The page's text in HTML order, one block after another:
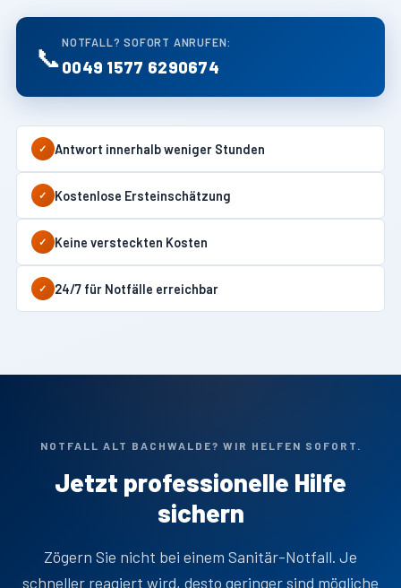
📞 NOTFALL? SOFORT ANRUFEN:
0049 1577 6290674
✓ Antwort innerhalb weniger Stunden
✓ Kostenlose Ersteinschätzung
✓ Keine versteckten Kosten
✓ 24/7 für Notfälle erreichbar
NOTFALL ALT BACHWALDE? WIR HELFEN SOFORT.
Jetzt professionelle Hilfe
sichern
Zögern Sie nicht bei einem Sanitär-Notfall. Je
schneller reagiert wird, desto geringer sind mögliche